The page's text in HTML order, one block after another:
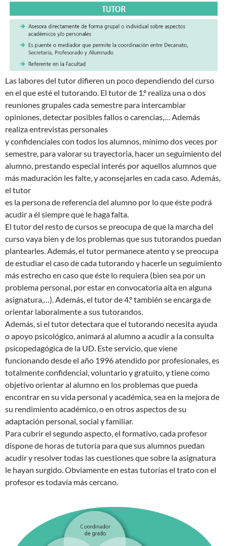
Las labores del tutor difieren un poco dependiendo del curso
en el que esté el tutorando. El tutor de 1.º realiza una o dos
reuniones grupales cada semestre para intercambiar
opiniones, detectar posibles fallos o carencias,… Además
realiza entrevistas personales
y confidenciales con todos los alumnos, mínimo dos veces por
semestre, para valorar su trayectoria, hacer un seguimiento del
alumno, prestando especial interés por aquellos alumnos que
más maduración les falte, y aconsejarles en cada caso. Además,
el tutor
es la persona de referencia del alumno por lo que éste podrá
acudir a él siempre que le haga falta.
El tutor del resto de cursos se preocupa de que la marcha del
curso vaya bien y de los problemas que sus tutorandos puedan
plantearles. Además, el tutor permanece atento y se preocupa
de estudiar el caso de cada tutorando y hacerle un seguimiento
más estrecho en caso que éste lo requiera (bien sea por un
problema personal, por estar en convocatoria alta en alguna
asignatura,…). Además, el tutor de 4.º también se encarga de
orientar laboralmente a sus tutorandos.
Además, si el tutor detectara que el tutorando necesita ayuda
o apoyo psicológico, animará al alumno a acudir a la consulta
psicopedagógica de la UD. Este servicio, que viene
funcionando desde el año 1996 atendido por profesionales, es
totalmente confidencial, voluntario y gratuito, y tiene como
objetivo orientar al alumno en los problemas que pueda
encontrar en su vida personal y académica, sea en la mejora de
su rendimiento académico, o en otros aspectos de su
adaptación personal, social y familiar.
Para cubrir el segundo aspecto, el formativo, cada profesor
dispone de horas de tutoría para que sus alumnos puedan
acudir y resolver todas las cuestiones que sobre la asignatura
le hayan surgido. Obviamente en estas tutorías el trato con el
profesor es todavía más cercano.